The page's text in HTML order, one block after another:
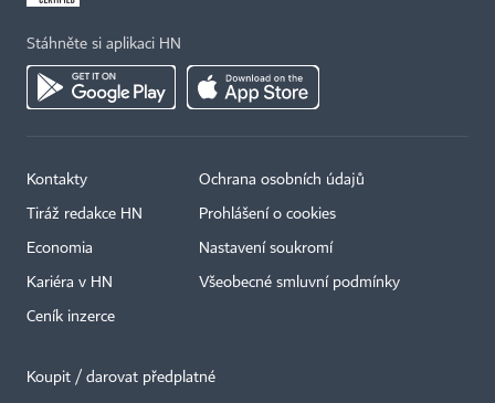
Stáhněte si aplikaci HN
Kontakty
Tiráž redakce HN
Economia
Kariéra v HN
Ceník inzerce
Ochrana osobních údajů
Prohlášení o cookies
Nastavení soukromí
Všeobecné smluvní podmínky
Koupit / darovat předplatné